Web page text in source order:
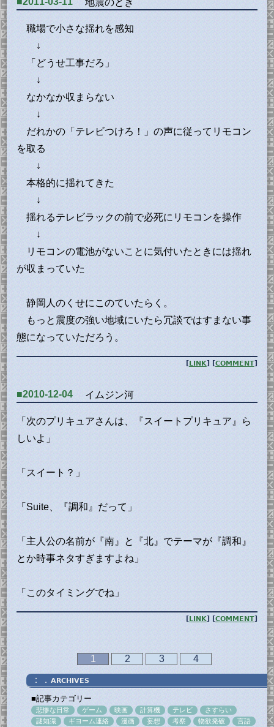
地震のとき
職場で小さな揺れを感知
↓
「どうせ工事だろ」
↓
なかなか収まらない
↓
だれかの「テレビつけろ！」の声に従ってリモコン
を取る
↓
本格的に揺れてきた
↓
揺れるテレビラックの前で必死にリモコンを操作
↓
リモコンの電池がないことに気付いたときには揺れ
が収まっていた
静岡人のくせにこのていたらく。
もっと震度の強い地域にいたら冗談ではすまない事
態になっていただろう。
[LINK ] [COMMENT]
■2010-12-04 イムジン河
「次のプリキュアさんは、『スイートプリキュア』ら
しいよ」
「スイート？」
「Suite、『調和』だって」
「主人公の名前が『南』と『北』でテーマが『調和』
とか時事ネタすぎますよね」
「このタイミングでね」
[LINK ] [COMMENT]
1 2 3
4
：．ARCHIVES
■記事カテゴリー
悲惨な日常 ゲーム 映画 計算機 テレビ
さすらい
謎知識
ギヨーム連絡 漫画 妄想 考察 物欲発破
言語